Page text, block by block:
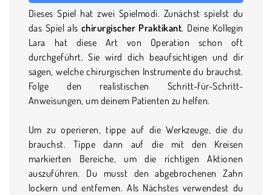
Dieses Spiel hat zwei Spielmodi. Zunächst spielst du
das Spiel als chirurgischer Praktikant. Deine Kollegin
Lara hat diese Art von Operation schon oft
durchgeführt. Sie wird dich beaufsichtigen und dir
sagen, welche chirurgischen Instrumente du brauchst.
Folge den realistischen Schritt-für-Schritt-
Anweisungen, um deinem Patienten zu helfen.
Um zu operieren, tippe auf die Werkzeuge, die du
brauchst. Tippe dann auf die mit den Kreisen
markierten Bereiche, um die richtigen Aktionen
auszuführen. Du musst den abgebrochenen Zahn
lockern und entfernen. Als Nächstes verwendest du